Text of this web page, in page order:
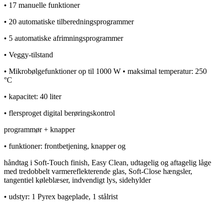
• 17 manuelle funktioner
• 20 automatiske tilberedningsprogrammer
• 5 automatiske afrimningsprogrammer
• Veggy-tilstand
• Mikrobølgefunktioner op til 1000 W • maksimal temperatur: 250
°C
• kapacitet: 40 liter
• flersproget digital berøringskontrol
programmør + knapper
• funktioner: frontbetjening, knapper og
håndtag i Soft-Touch finish, Easy Clean, udtagelig og aftagelig låge
med tredobbelt varmereflekterende glas, Soft-Close hængsler,
tangentiel køleblæser, indvendigt lys, sidehylder
• udstyr: 1 Pyrex bageplade, 1 stålrist